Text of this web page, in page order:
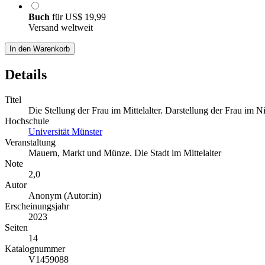
Buch fürUS$ 19,99
Versand weltweit
In den Warenkorb
Details
Titel
Die Stellung der Frau im Mittelalter. Darstellung der Frau im
Hochschule
Universität Münster
Veranstaltung
Mauern, Markt und Münze. Die Stadt im Mittelalter
Note
2,0
Autor
Anonym (Autor:in)
Erscheinungsjahr
2023
Seiten
14
Katalognummer
V1459088